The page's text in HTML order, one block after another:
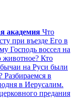
академия Что
при въезде Его в
Господь воссел на
животное? Кто
на Руси были
Разбираемся в
в Иерусалим.
предания